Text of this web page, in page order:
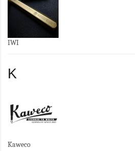
IWI
K
Kaweco